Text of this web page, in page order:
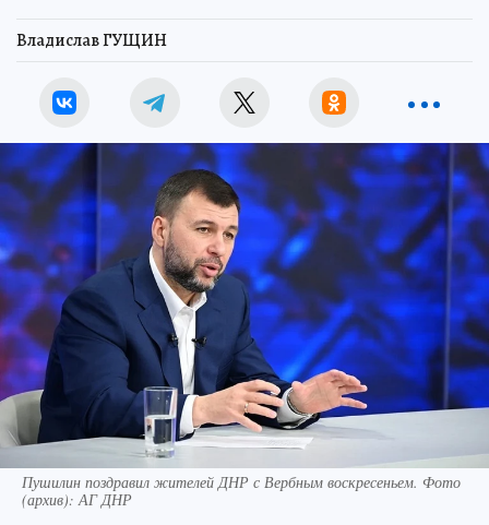
Владислав ГУЩИН
Пушилин поздравил жителей ДНР с Вербным воскресеньем. Фото
(архив): АГ ДНР